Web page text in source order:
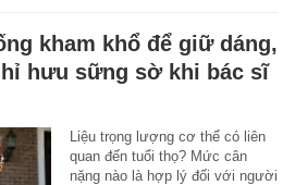
kham khổ để giữ dáng,
hưu sững sờ khi bác sĩ
Liệu trọng lượng cơ thể có liên
quan đến tuổi thọ? Mức cân
nặng nào là hợp lý đối với người